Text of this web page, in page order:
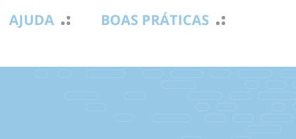
AJUDA BOAS PRÁTICAS